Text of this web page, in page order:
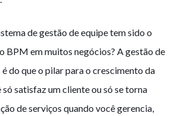
de gestão de equipe tem sido o
BPM em muitos negócios? A gestão de
do que o pilar para o crescimento da
satisfaz um cliente ou só se torna
de serviços quando você gerencia,